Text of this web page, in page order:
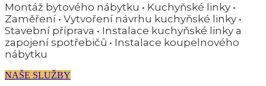
Montáž bytového nábytku • Kuchyňské linky •
Zaměření • Vytvoření návrhu kuchyňské linky •
Stavební příprava • Instalace kuchyňské linky a
zapojení spotřebičů • Instalace koupelnového
nábytku
NAŠE SLUŽBY